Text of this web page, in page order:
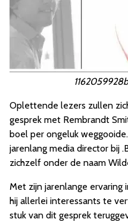
Oplettende lezers zullen
gesprek met Rembrandt
boel per ongeluk
jarenlang media director bij
zichzelf onder de naam
Met zijn jarenlange
hij allerlei interessants te
stuk van dit gesprek